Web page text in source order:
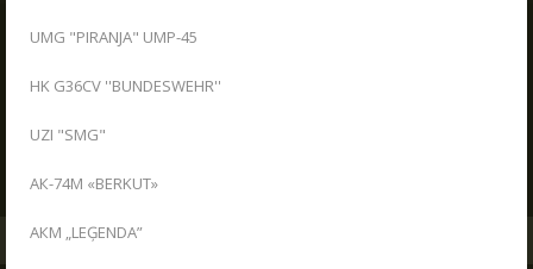
UMG "PIRANJA" UMP-45
HK G36CV ''BUNDESWEHR''
UZI "SMG"
АК-74М «BERKUT»
АКМ „LEĢENDA”